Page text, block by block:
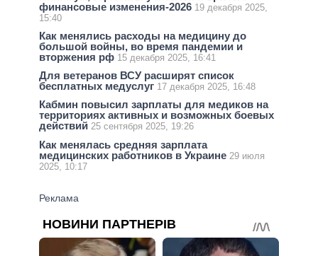
финансовые изменения-2026 19 декабря 2025,
15:40
Как менялись расходы на медицину до
большой войны, во время пандемии и
вторжения рф 15 декабря 2025, 16:41
Для ветеранов ВСУ расширят список
бесплатных медуслуг 17 декабря 2025, 16:48
Кабмин повысил зарплаты для медиков на
территориях активных и возможных боевых
действий 25 сентября 2025, 19:26
Как менялась средняя зарплата
медицинских работников в Украине 29 июля
2025, 10:17